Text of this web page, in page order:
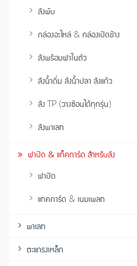
ลังพับ
กล่องอะไหล่ & กล่องเปิดข้าง
ลังพร้อมฝาในตัว
ลังน้ำดื่ม ลังน้ำปลา ลังแก้ว
ลัง TP (วางซ้อนได้ทุกรุ่น)
ลังพาเลท
ฝาปิด & แท็คการ์ด สำหรับลัง
ฝาปิด
แทคการ์ด & เนมเพลท
พาเลท
ตะแกรงเหล็ก